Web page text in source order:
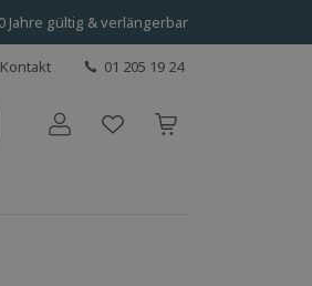
Jahre gültig & verlängerbar
Kontakt 01 205 19 24
Benutzerkonto